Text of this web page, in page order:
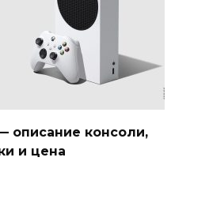
описание консоли,
и цена